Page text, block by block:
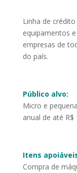
Linha de
equipamentos
empresas de
do país.
Público alvo:
Micro e
anual de até R$
Itens
Compra de